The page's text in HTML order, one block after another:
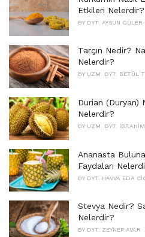
e
s
Etkileri Nelerdir?
BY DYT. AYSUN GÜLER
Tarçın Nedir?
Nelerdir?
BY UZM. DYT. BETÜL
Durian (Duryan)
Nelerdir?
BY UZM. DYT.
Ananasta
Faydaları
BY DYT. HAVVA EDA
Stevya Nedir?
Nelerdir?
BY DYT. ZEYNEP AVAR